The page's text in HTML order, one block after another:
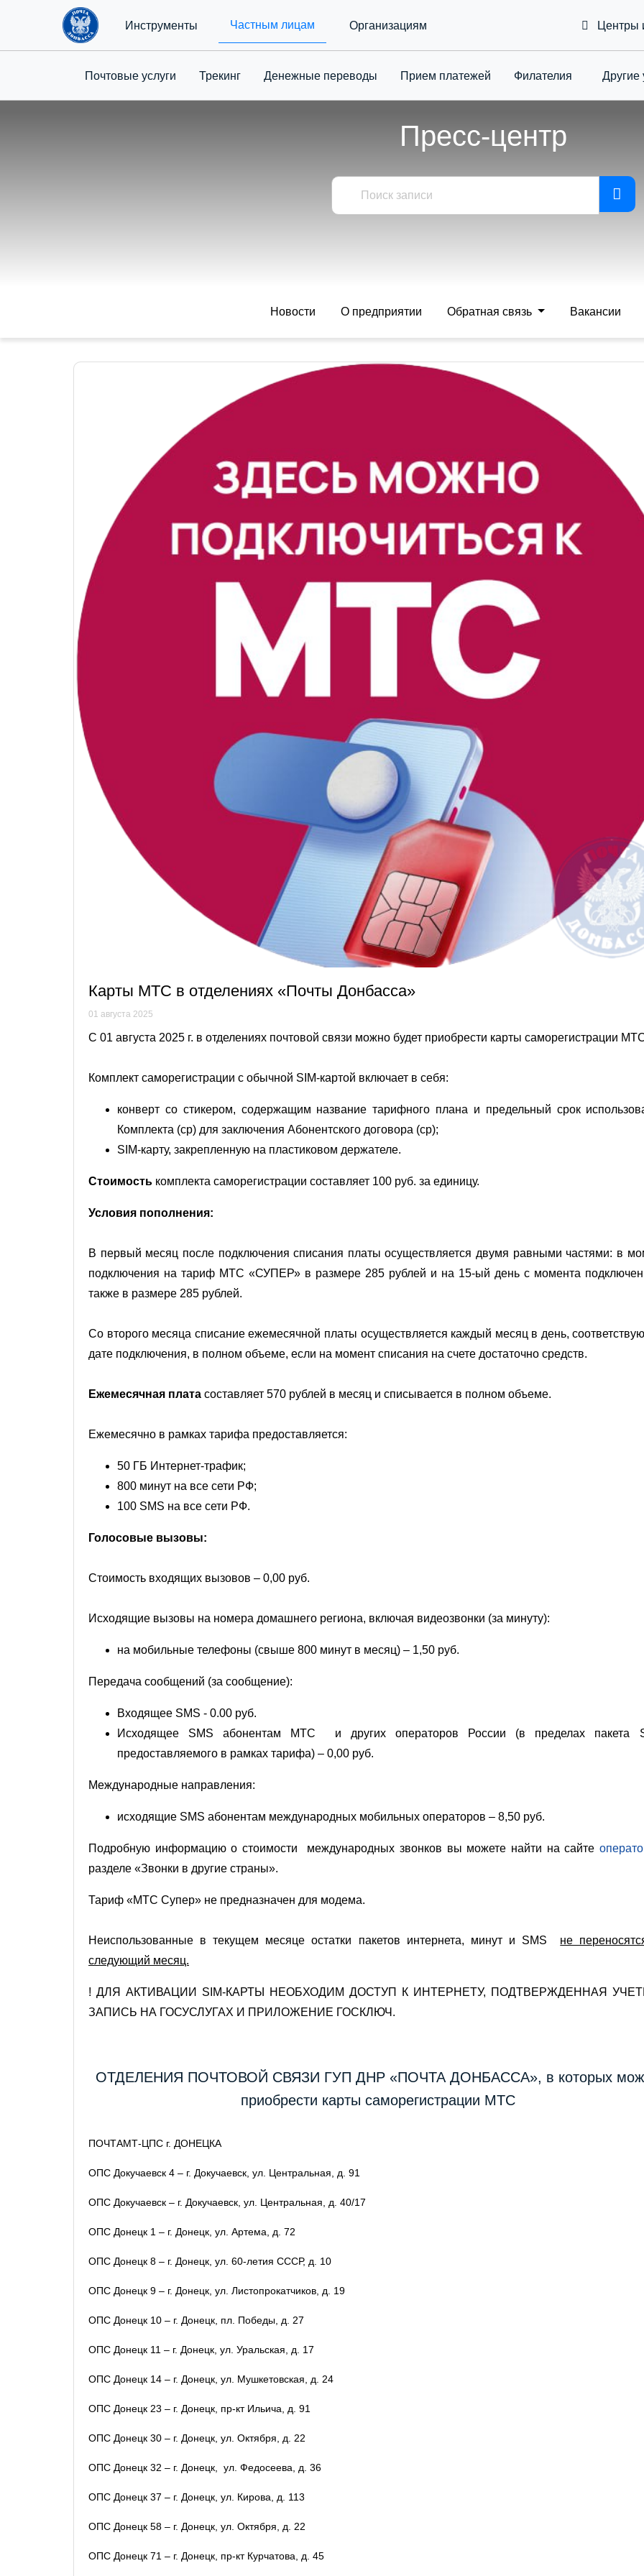
Инструменты Частным лицам Организациям
Почтовые услуги Трекинг Денежные переводы Приeм платежей Филателия
Toggle
Другие
Центры
Пресс-центр
Новости О предприятии Обратная связь Вакансии
Карты МТС в отделениях «Почты Донбасса»
01 августа 2025
С 01 августа 2025 г. в отделениях почтовой связи можно будет приобрести карты саморегистрации
Комплект саморегистрации с обычной SIM-картой включает в себя:
конверт со стикером, содержащим название тарифного плана и предельный срок
Комплекта (ср) для заключения Абонентского договора (ср);
SIM-карту, закрепленную на пластиковом держателе.
Стоимость комплекта саморегистрации составляет 100 руб. за единицу.
Условия пополнения:
В первый месяц после подключения списания платы осуществляется двумя равными частями: в
подключения на тариф МТС «СУПЕР» в размере 285 рублей и на 15-ый день с момента
также в размере 285 рублей.
Со второго месяца списание ежемесячной платы осуществляется каждый месяц в день,
дате подключения, в полном объеме, если на момент списания на счете достаточно средств.
Ежемесячная плата составляет 570 рублей в месяц и списывается в полном объеме.
Ежемесячно в рамках тарифа предоставляется:
50 ГБ Интернет-трафик;
800 минут на все сети РФ;
100 SMS на все сети РФ.
Голосовые вызовы:
Стоимость входящих вызовов – 0,00 руб.
Исходящие вызовы на номера домашнего региона, включая видеозвонки (за минуту):
на мобильные телефоны (свыше 800 минут в месяц) – 1,50 руб.
Передача сообщений (за сообщение):
Входящее SMS - 0.00 руб.
Исходящее SMS абонентам МТС и других операторов России (в пределах пакета
предоставляемого в рамках тарифа) – 0,00 руб.
Международные направления:
исходящие SMS абонентам международных мобильных операторов – 8,50 руб.
Подробную информацию о стоимости международных звонков вы можете найти на сайте
разделе «Звонки в другие страны».
Тариф «МТС Супер» не предназначен для модема.
Неиспользованные в текущем месяце остатки пакетов интернета, минут и SMS не
следующий месяц.
! ДЛЯ АКТИВАЦИИ SIM-КАРТЫ НЕОБХОДИМ ДОСТУП К ИНТЕРНЕТУ, ПОДТВЕРЖДЕННАЯ
ЗАПИСЬ НА ГОСУСЛУГАХ И ПРИЛОЖЕНИЕ ГОСКЛЮЧ.
ОТДЕЛЕНИЯ ПОЧТОВОЙ СВЯЗИ ГУП ДНР «ПОЧТА ДОНБАССА», в которых
приобрести карты саморегистрации МТС
ПОЧТАМТ-ЦПС г. ДОНЕЦКА
ОПС Докучаевск 4 – г. Докучаевск, ул. Центральная, д. 91
ОПС Докучаевск – г. Докучаевск, ул. Центральная, д. 40/17
ОПС Донецк 1 – г. Донецк, ул. Артема, д. 72
ОПС Донецк 8 – г. Донецк, ул. 60-летия СССР, д. 10
ОПС Донецк 9 – г. Донецк, ул. Листопрокатчиков, д. 19
ОПС Донецк 10 – г. Донецк, пл. Победы, д. 27
ОПС Донецк 11 – г. Донецк, ул. Уральская, д. 17
ОПС Донецк 14 – г. Донецк, ул. Мушкетовская, д. 24
ОПС Донецк 23 – г. Донецк, пр-кт Ильича, д. 91
ОПС Донецк 30 – г. Донецк, ул. Октября, д. 22
ОПС Донецк 32 – г. Донецк, ул. Федосеева, д. 36
ОПС Донецк 37 – г. Донецк, ул. Кирова, д. 113
ОПС Донецк 58 – г. Донецк, ул. Октября, д. 22
ОПС Донецк 71 – г. Донецк, пр-кт Курчатова, д. 45